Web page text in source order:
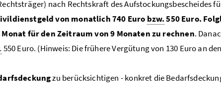
nach Rechtskraft des Aufstockungsbescheides
von monatlich 740 Euro bzw.550 Euro.
für den Zeitraum von 9 Monaten zu rechnen.
550 Euro. (Hinweis: Die frühere Vergütung von 130 Euro an
zu berücksichtigen - konkret die